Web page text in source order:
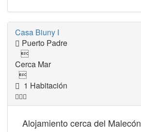
Casa Biuny I
Puerto Padre

Cerca Mar

1 Habitación
Alojamiento cerca del Malecón